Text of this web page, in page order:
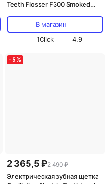
Teeth Flosser F300 Smoked
В магазин
1Click
4.9
- 5 %
2 365,5 ₽2 490 ₽
Электрическая зубная щетка